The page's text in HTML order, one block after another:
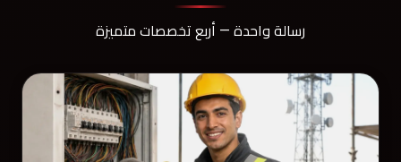
رسالة واحدة — أربع تخصصات متميزة